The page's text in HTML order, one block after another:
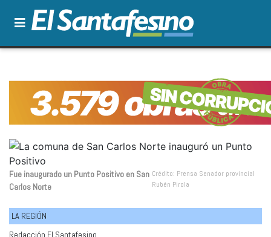
Fue inaugurado un Punto Positivo en San
Carlos Norte
Crédito: Prensa Senador provincial
Rubén Pirola
LA REGIÓN
Redacción El Santafesino